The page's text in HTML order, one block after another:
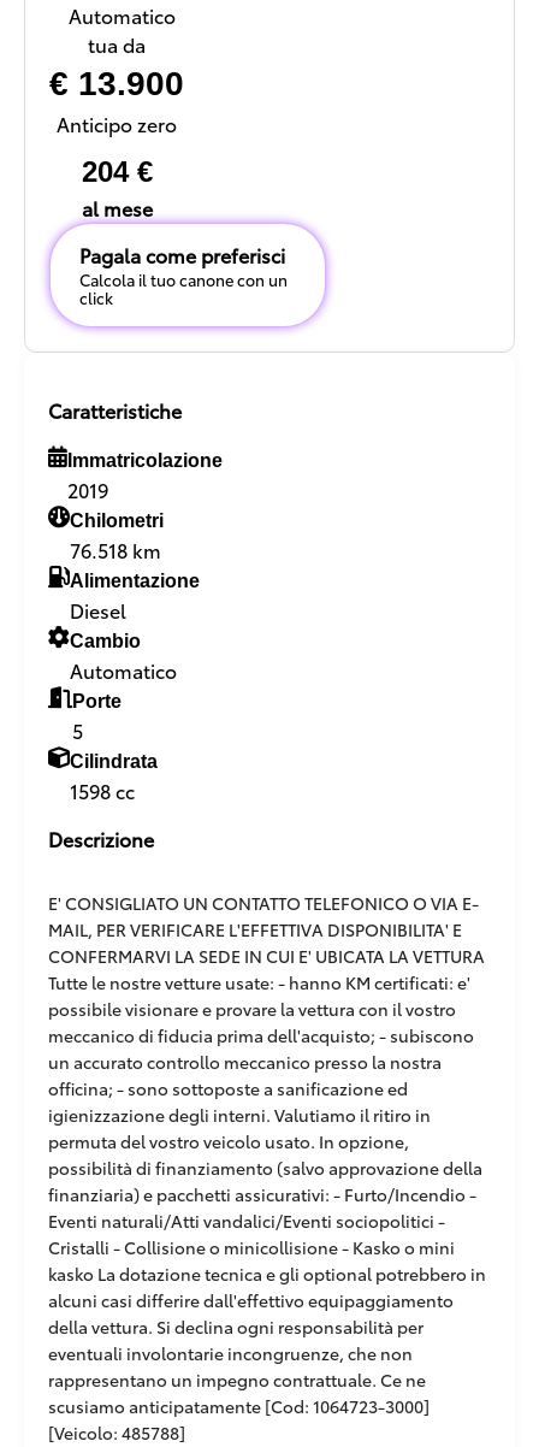
Automatico
tua da
€ 13.900
Anticipo zero
204 €
al mese
Pagala come preferisci
Calcola il tuo canone con un
click
Caratteristiche
Immatricolazione
2019
Chilometri
76.518 km
Alimentazione
Diesel
Cambio
Automatico
Porte
5
Cilindrata
1598 cc
Descrizione
E' CONSIGLIATO UN CONTATTO TELEFONICO O VIA E-
MAIL, PER VERIFICARE L'EFFETTIVA DISPONIBILITA' E
CONFERMARVI LA SEDE IN CUI E' UBICATA LA VETTURA
Tutte le nostre vetture usate: - hanno KM certificati: e'
possibile visionare e provare la vettura con il vostro
meccanico di fiducia prima dell'acquisto; - subiscono
un accurato controllo meccanico presso la nostra
officina; - sono sottoposte a sanificazione ed
igienizzazione degli interni. Valutiamo il ritiro in
permuta del vostro veicolo usato. In opzione,
possibilità di finanziamento (salvo approvazione della
finanziaria) e pacchetti assicurativi: - Furto/Incendio -
Eventi naturali/Atti vandalici/Eventi sociopolitici -
Cristalli - Collisione o minicollisione - Kasko o mini
kasko La dotazione tecnica e gli optional potrebbero in
alcuni casi differire dall'effettivo equipaggiamento
della vettura. Si declina ogni responsabilità per
eventuali involontarie incongruenze, che non
rappresentano un impegno contrattuale. Ce ne
scusiamo anticipatamente [Cod: 1064723-3000]
[Veicolo: 485788]